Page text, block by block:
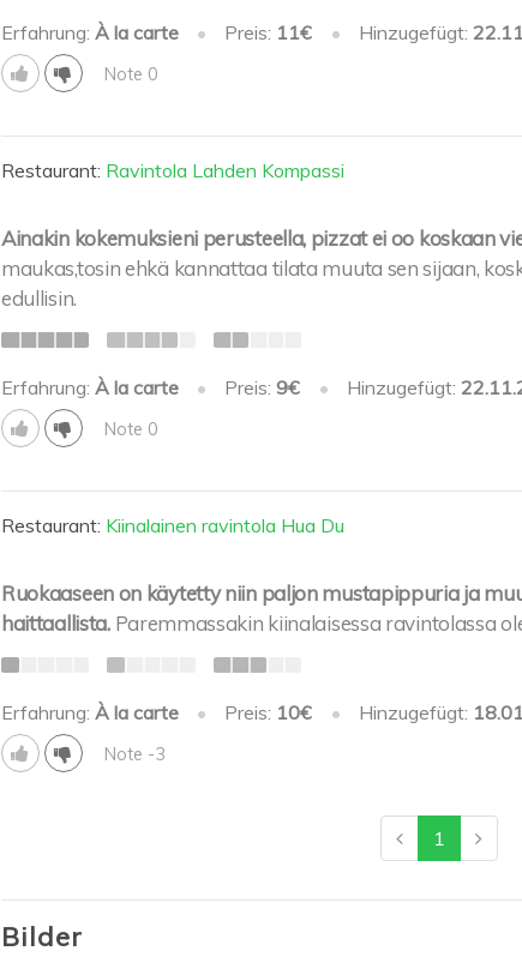
Erfahrung: À la carte • Preis: 11€ • Hinzugefügt:
Note 0
Restaurant: Ravintola Lahden Kompassi
Ainakin kokemuksieni perusteella, pizzat ei oo koskaan
maukas,tosin ehkä kannattaa tilata muuta sen sijaan,
edullisin.
Erfahrung: À la carte • Preis:9€ • Hinzugefügt:
Note 0
Restaurant: Kiinalainen ravintola Hua Du
Ruokaaseen on käytetty niin paljon mustapippuria ja
haittaallista. Paremmassakin kiinalaisessa ravintolassa
Erfahrung: À la carte • Preis: 10€ • Hinzugefügt:
Note -3
1
Bilder